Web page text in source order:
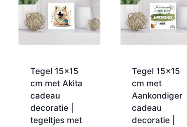
Tegel 15×15
cm met Akita
cadeau
decoratie |
tegeltjes met
Tegel 15×15
cm met
Aankondiger
cadeau
decoratie |